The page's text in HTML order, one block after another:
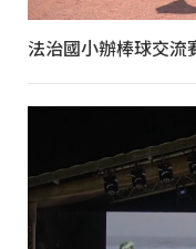
法治國小辦棒球交流